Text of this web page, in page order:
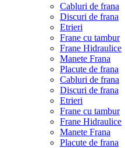
Cabluri de frana
Discuri de frana
Etrieri
Frane cu tambur
Frane Hidraulice
Manete Frana
Placute de frana
Cabluri de frana
Discuri de frana
Etrieri
Frane cu tambur
Frane Hidraulice
Manete Frana
Placute de frana